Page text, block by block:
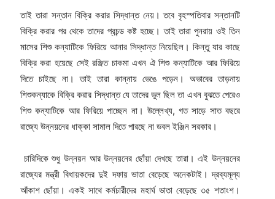
তাই তারা সন্তান বিক্রি করার সিদ্ধান্ত নেয়। তবে বৃহস্পতিবার সন্তানটি
বিক্রি করার পর থেকে তাদের প্রচন্ড কষ্ট হচ্ছে। তাই তারা পুনরায় ওই তিন
মাসের শিশু কন্যাটিকে ফিরিয়ে আনার সিদ্ধান্ত নিয়েছিল। কিন্তু যার কাছে
বিক্রি করা হয়েছে সেই রঞ্জিত চাকমা এখন ঐ শিশু কন্যাটিকে আর ফিরিয়ে
দিতে চাইছে না। তাই তারা কান্নায় ভেঙে পড়েন। অভাবের তাড়নায়
শিশুকন্যাকে বিক্রি করার সিদ্ধান্ত যে তাদের ভুল ছিল তা এখন বুঝতে পেরেও
শিশু কন্যাটিকে আর ফিরিয়ে পাচ্ছেন না। উল্লেখ্য, গত সাড়ে সাত বছরে
রাজ্যে উন্নয়নের ধাক্কা সামাল দিতে পারছে না ডবল ইঞ্জিন সরকার।
চারিদিকে শুধু উন্নয়ন আর উন্নয়নের ছোঁয়া দেখছে তারা। এই উন্নয়নের
রাজ্যের মন্ত্রী বিধায়কদের দুই দফায় ভাতা বেড়েছে অনেকটাই। দ্রব্যমূল্য
আঁকাশ ছোঁয়া। একই সাথে কর্মচারীদের মহার্ঘ ভাতা বেড়েছে ৩৫ শতাংশ।